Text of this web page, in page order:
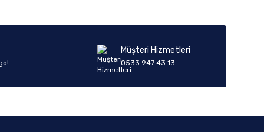
Müşteri Hizmetleri
0533 947 43 13